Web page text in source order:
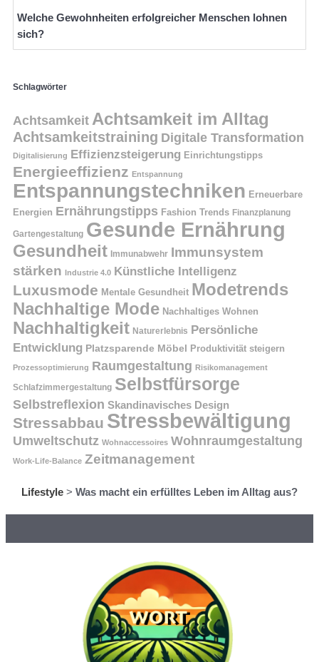
Welche Gewohnheiten erfolgreicher Menschen lohnen
sich?
Schlagwörter
Achtsamkeit Achtsamkeit im Alltag
Achtsamkeitstraining Digitale Transformation
Digitalisierung Effizienzsteigerung Einrichtungstipps
Energieeffizienz Entspannung
Entspannungstechniken Erneuerbare
Energien Ernährungstipps Fashion Trends Finanzplanung
Gartengestaltung Gesunde Ernährung
Gesundheit Immunabwehr Immunsystem
stärken Industrie 4.0 Künstliche Intelligenz
Luxusmode Mentale Gesundheit Modetrends
Nachhaltige Mode Nachhaltiges Wohnen
Nachhaltigkeit Naturerlebnis Persönliche
Entwicklung Platzsparende Möbel Produktivität steigern
Prozessoptimierung Raumgestaltung Risikomanagement
Schlafzimmergestaltung Selbstfürsorge
Selbstreflexion Skandinavisches Design
Stressabbau Stressbewältigung
Umweltschutz Wohnaccessoires Wohnraumgestaltung
Work-Life-Balance Zeitmanagement
Lifestyle > Was macht ein erfülltes Leben im Alltag aus?